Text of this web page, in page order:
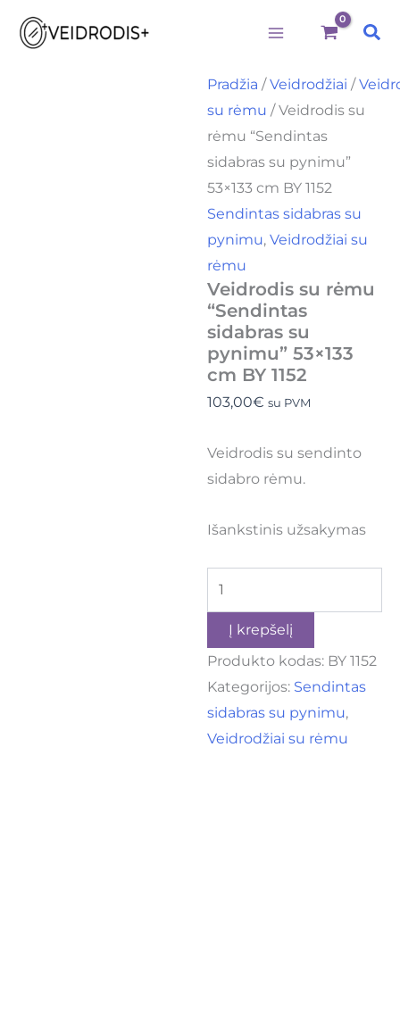
Pereiti
prie
Pradžia /Veidrodžiai /
su rėmu / Veidrodis su
rėmu “Sendintas
sidabras su pynimu”
53×133 cm BY 1152
Sendintas sidabras su
pynimu,Veidrodžiai su
rėmu
Veidrodis su rėmu
“Sendintas
sidabras su
pynimu” 53×133
cm BY 1152
103,00€ su PVM
Veidrodis su sendinto
sidabro rėmu.
Išankstinis užsakymas
rėmu
sidabras
su
53x133
cm
BY
1152
Į krepšelį
Produkto kodas: BY 1152
Kategorijos: Sendintas
sidabras su pynimu,
Veidrodžiai su rėmu